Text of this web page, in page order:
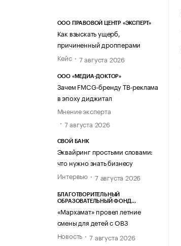
ООО ПРАВОВОЙ ЦЕНТР «ЭКСПЕРТ»
Как взыскать ущерб,
причиненный дропперами
Кейс
7 августа 2026
ООО «МЕДИА-ДОКТОР»
Зачем FMCG-бренду ТВ-реклама
в эпоху диджитал
Мнение эксперта
7 августа 2026
СВОЙ БАНК
Эквайринг простыми словами:
что нужно знать бизнесу
Интервью
7 августа 2026
БЛАГОТВОРИТЕЛЬНЫЙ
ОБРАЗОВАТЕЛЬНЫЙ ФОНД
«Мархамат» провел летние
смены для детей с ОВЗ
Новость
7 августа 2026